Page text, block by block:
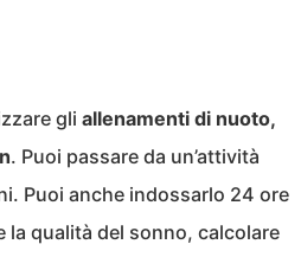
gli allenamenti di nuoto,
. Puoi passare da un’attività
Puoi anche indossarlo 24 ore
la qualità del sonno, calcolare